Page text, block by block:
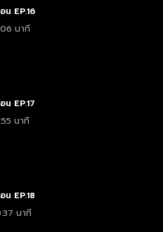
น EP.16
นาที
น EP.17
นาที
น EP.18
นาที